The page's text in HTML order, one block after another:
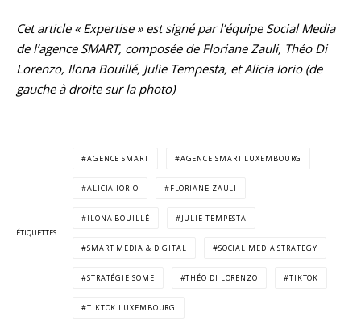
Cet article « Expertise » est signé par l’équipe Social Media
de l’agence SMART, composée de Floriane Zauli, Théo Di
Lorenzo, Ilona Bouillé, Julie Tempesta, et Alicia Iorio (de
gauche à droite sur la photo)
ÉTIQUETTES
AGENCE SMART AGENCE SMART LUXEMBOURG
ALICIA IORIO FLORIANE ZAULI
ILONA BOUILLÉ JULIE TEMPESTA
SMART MEDIA & DIGITAL SOCIAL MEDIA STRATEGY
STRATÉGIE SOME THÉO DI LORENZO TIKTOK
TIKTOK LUXEMBOURG